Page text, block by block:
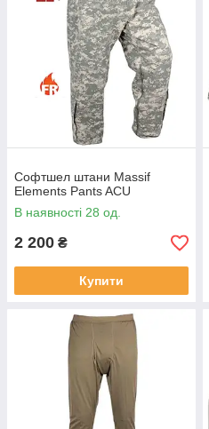
Софтшел штани Massif
Elements Pants ACU
В наявності 28 од.
2 200 ₴
Купити